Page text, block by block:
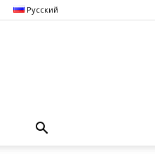
Русский